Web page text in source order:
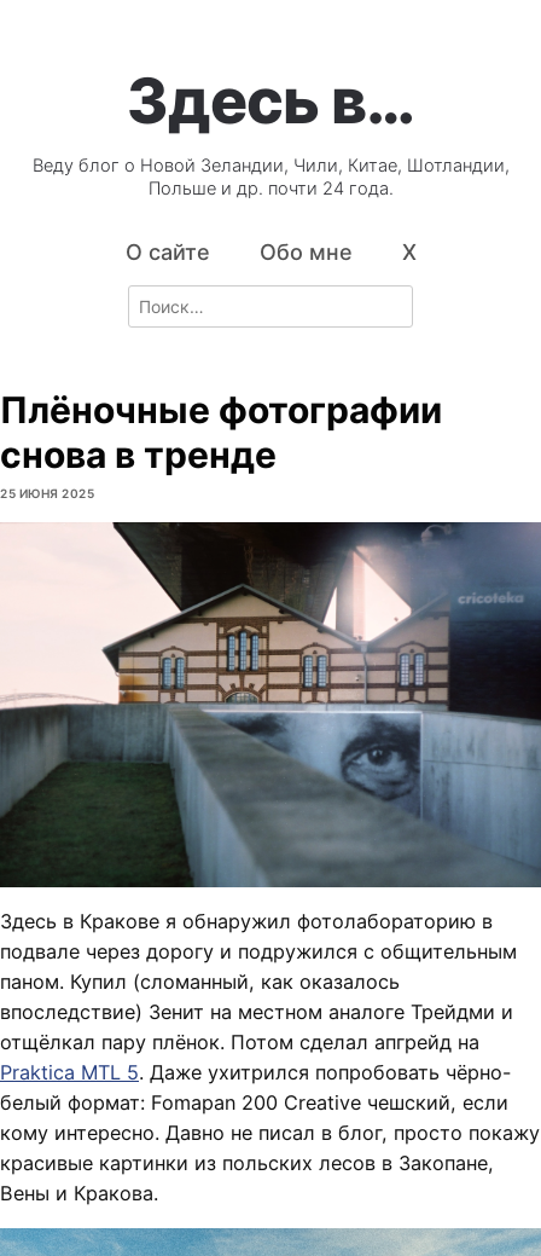
Здесь в…
Веду блог о Новой Зеландии, Чили, Китае, Шотландии,
Польше и др. почти 24 года.
О сайте Обо мне X
Search
for:
Плёночные фотографии
снова в тренде
25 ИЮНЯ 2025
Здесь в Кракове я обнаружил фотолабораторию в
подвале через дорогу и подружился с общительным
паном. Купил (сломанный, как оказалось
впоследствие) Зенит на местном аналоге Трейдми и
отщёлкал пару плёнок. Потом сделал апгрейд на
Praktica MTL 5. Даже ухитрился попробовать чёрно-
белый формат: Fomapan 200 Creative чешский, если
кому интересно. Давно не писал в блог, просто покажу
красивые картинки из польских лесов в Закопане,
Вены и Кракова.